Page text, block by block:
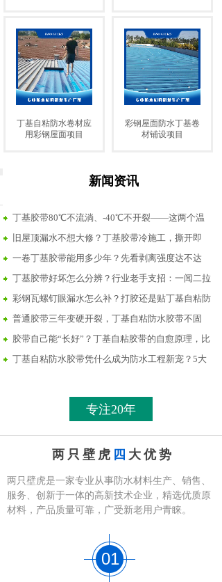
丁基自粘防水卷材应
用彩钢屋面项目
彩钢屋面防水丁基卷
材铺设项目
新闻资讯
丁基胶带80℃不流淌、-40℃不开裂——这两个温
度......
旧屋顶漏水不想大修？丁基胶带冷施工，撕开即
贴，基面......
一卷丁基胶带能用多少年？先看剥离强度达不达
标，低于......
丁基胶带好坏怎么分辨？行业老手支招：一闻二拉
三贴四......
彩钢瓦螺钉眼漏水怎么补？打胶还是贴丁基自粘防
水胶带......
普通胶带三年变硬开裂，丁基自粘防水胶带不固
化，防水......
胶带自己能“长好”？丁基自粘胶带的自愈原理，比
你想......
丁基自粘防水胶带凭什么成为防水工程新宠？5大
01
两只壁虎 四 大优势
两只壁虎是一家专业从事防水材料生产、销售、
服务、创新于一体的高新技术企业，精选优质原
材料，产品质量可靠，广受新老用户青睐。
专注20年